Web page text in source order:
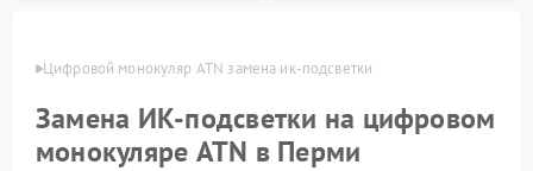
Цифровой монокуляр ATN замена ик-подсветки
Замена ИК-подсветки на цифровом
монокуляре ATN в Перми